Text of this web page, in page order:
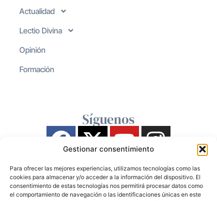
Gestionar consentimiento
Para ofrecer las mejores experiencias, utilizamos tecnologías como las
cookies para almacenar y/o acceder a la información del dispositivo. El
consentimiento de estas tecnologías nos permitirá procesar datos como
el comportamiento de navegación o las identificaciones únicas en este
Actualidad
Lectio Divina
Opinión
Formación
Síguenos